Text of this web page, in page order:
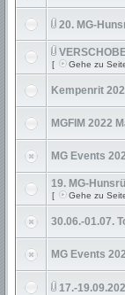
20. MG-
[ Gehe zu
Kempenrit
MGFIM 2022
MG Events
19. MG-
[ Gehe zu
30.06.-01.07.
MG Events
17.-